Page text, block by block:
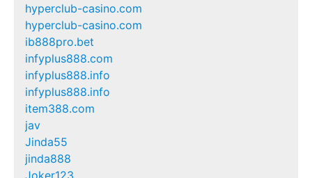
hyperclub-casino.com
hyperclub-casino.com
ib888pro.bet
infyplus888.com
infyplus888.info
infyplus888.info
item388.com
jav
Jinda55
jinda888
Joker123